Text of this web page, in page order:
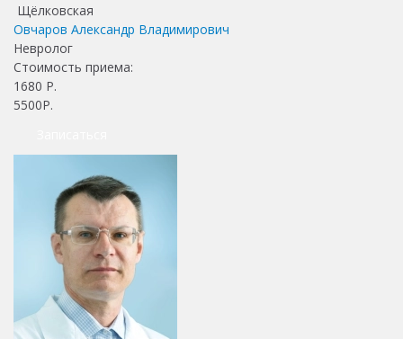
Щёлковская
Овчаров Александр Владимирович
Невролог
Стоимость приема:
1680 Р.
5500Р.